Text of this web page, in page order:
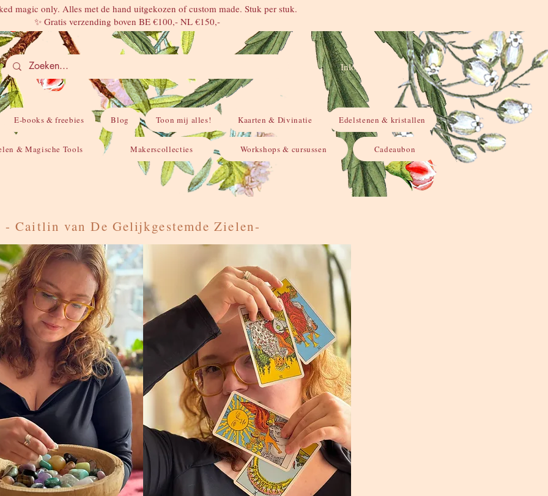
magic only. Alles met de hand uitgekozen of custom made. Stuk per stuk.
✨ Gratis verzending boven BE €100,- NL €150,-
Inloggen
E-books & freebies Blog Toon mij alles! Kaarten & Divinatie Edelstenen & kristallen
& Magische Tools Makerscollecties Workshops & cursussen Cadeaubon
- Caitlin van De Gelijkgestemde Zielen-